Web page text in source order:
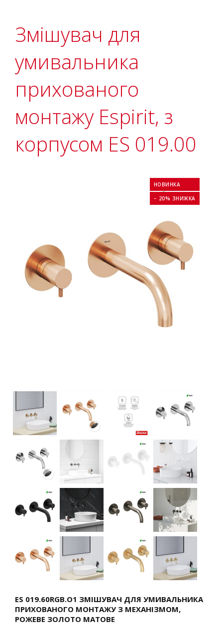
Змішувач для
умивальника
прихованого
монтажу Espirit, з
корпусом ES 019.00
НОВИНКА
− 20% ЗНИЖКА
ES 019.60RGB.O1 ЗМІШУВАЧ ДЛЯ УМИВАЛЬНИКА
ПРИХОВАНОГО МОНТАЖУ З МЕХАНІЗМОМ,
PОЖЕВЕ ЗОЛОТО МАТОВЕ